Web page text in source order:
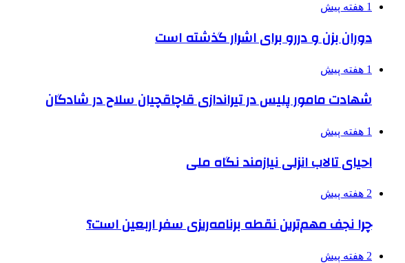
1 هفته پیش
دوران بزن و دررو برای اشرار گذشته است
1 هفته پیش
شهادت مامور پلیس در تیراندازی قاچاقچیان سلاح در شادگان
1 هفته پیش
احیای تالاب انزلی نیازمند نگاه ملی
2 هفته پیش
چرا نجف مهم‌ترین نقطه برنامه‌ریزی سفر اربعین است؟
2 هفته پیش